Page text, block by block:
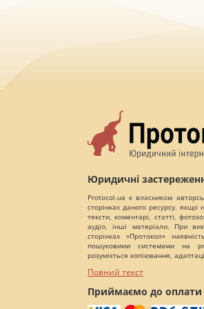
Юридичні
Protocol.ua є власником
сторінках даного ресурсу, якщо
тексти, коментарі, статті,
аудіо, інші матеріали. При
сторінках «Протокол»
пошуковими системами на
розуміється копіювання,
Повний текст
Приймаємо до оплати